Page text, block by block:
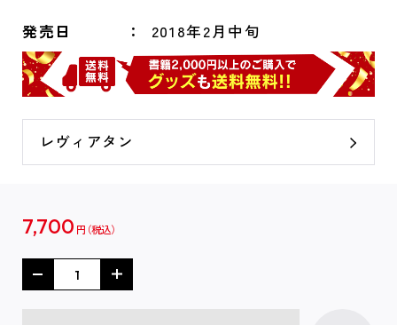
発売日 2018年2月中旬
レヴィアタン
7,700 円